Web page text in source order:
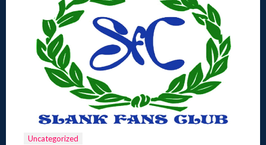
Uncategorized